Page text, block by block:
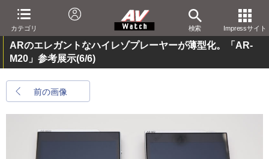
カテゴリ 検索 Impressサイト
ARのエレガントなハイレゾプレーヤーが薄型化。「AR-
M20」参考展示(6/6)
前の画像